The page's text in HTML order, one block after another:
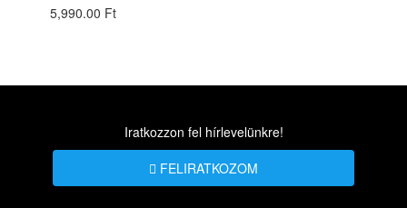
5,990.00 Ft
Iratkozzon fel hírlevelünkre!
FELIRATKOZOM